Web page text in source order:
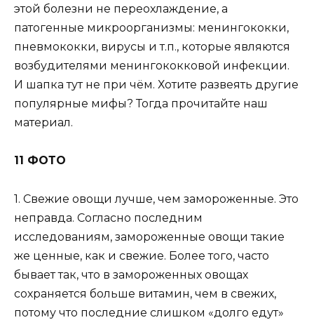
этой болезни не переохлаждение, а
патогенные микроорганизмы: менингококки,
пневмококки, вирусы и т.п., которые являются
возбудителями менингококковой инфекции.
И шапка тут не при чём. Хотите развеять другие
популярные мифы? Тогда прочитайте наш
материал.
11 ФОТО
1. Свежие овощи лучше, чем замороженные. Это
неправда. Согласно последним
исследованиям, замороженные овощи такие
же ценные, как и свежие. Более того, часто
бывает так, что в замороженных овощах
сохраняется больше витамин, чем в свежих,
потому что последние слишком «долго едут»